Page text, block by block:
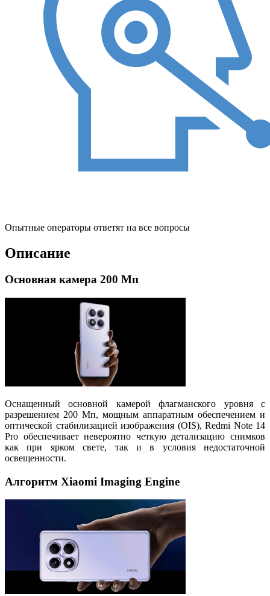
Опытные операторы ответят на все вопросы
Описание
Основная камера 200 Мп
Оснащенный основной камерой флагманского уровня с
разрешением 200 Мп, мощным аппаратным обеспечением и
оптической стабилизацией изображения (OIS), Redmi Note 14
Pro обеспечивает невероятно четкую детализацию снимков
как при ярком свете, так и в условия недостаточной
освещенности.
Алгоритм Xiaomi Imaging Engine